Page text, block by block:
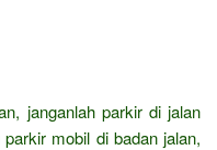
janganlah parkir di jalan
mobil di badan jalan,